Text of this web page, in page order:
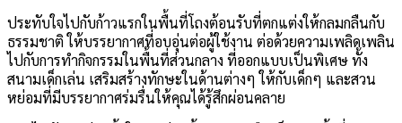
ประทับใจไปกับก้าวแรกในพื้นที่โถงต้อนรับที่ตกแต่งให้กลมกลืนกับ
ธรรมชาติ ให้บรรยากาศที่อบอุ่นต่อผู้ใช้งาน ต่อด้วยความเพลิดเพลิน
ไปกับการทำกิจกรรมในพื้นที่ส่วนกลาง ที่ออกแบบเป็นพิเศษ ทั้ง
สนามเด็กเล่น เสริมสร้างทักษะในด้านต่างๆ ให้กับเด็กๆ และสวน
หย่อมที่มีบรรยากาศร่มรื่นให้คุณได้รู้สึกผ่อนคลาย